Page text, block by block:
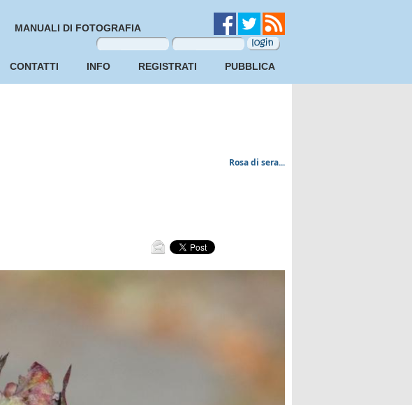
MANUALI DI FOTOGRAFIA
CONTATTI INFO REGISTRATI PUBBLICA
Rosa di sera...